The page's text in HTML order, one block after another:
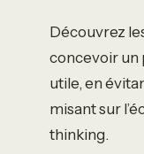
Découvrez
concevoir
utile, en
misant sur
thinking.